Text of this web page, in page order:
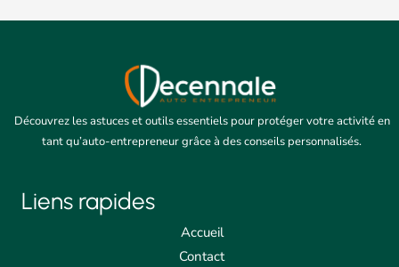
Découvrez les astuces et outils essentiels pour protéger votre activité en
tant qu’auto-entrepreneur grâce à des conseils personnalisés.
Liens rapides
Accueil
Contact